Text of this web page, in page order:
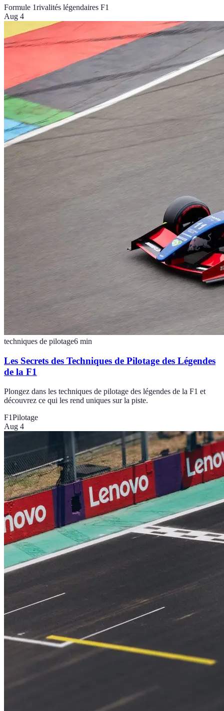
Formule 1rivalités légendaires F1
Aug 4
techniques de pilotage6 min
Les Secrets des Techniques de Pilotage des Légendes
de la F1
Plongez dans les techniques de pilotage des légendes de la F1 et
découvrez ce qui les rend uniques sur la piste.
F1Pilotage
Aug 4